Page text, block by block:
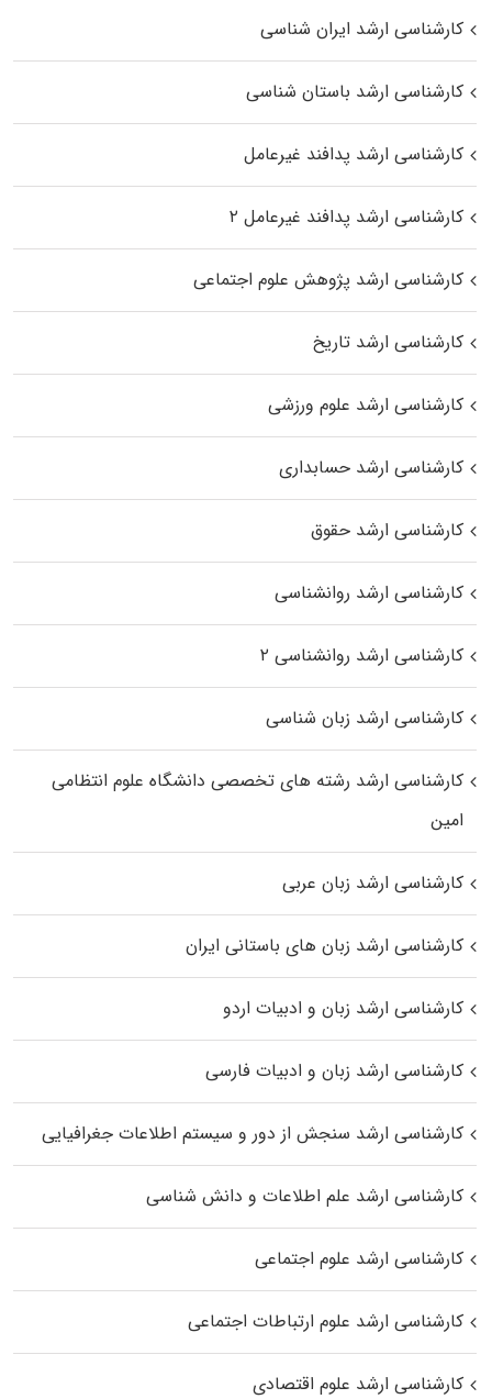
کارشناسی ارشد ایران شناسی
کارشناسی ارشد باستان شناسی
کارشناسی ارشد پدافند غیرعامل
کارشناسی ارشد پدافند غیرعامل ۲
کارشناسی ارشد پژوهش علوم اجتماعی
کارشناسی ارشد تاریخ
کارشناسی ارشد علوم ورزشی
کارشناسی ارشد حسابداری
کارشناسی ارشد حقوق
کارشناسی ارشد روانشناسی
کارشناسی ارشد روانشناسی ۲
کارشناسی ارشد زبان شناسی
کارشناسی ارشد رﺷﺘﻪ ﻫﺎی تخصصی داﻧﺸﮕﺎه ﻋﻠﻮم انتظامی
اﻣﻴﻦ
کارشناسی ارشد زبان عربی
کارشناسی ارشد زبان‌ های باستانی ایران
کارشناسی ارشد زبان و ادبیات اردو
کارشناسی ارشد زبان و ادبیات فارسی
کارشناسی ارشد سنجش از دور و سیستم اطلاعات جغرافیایی
کارشناسی ارشد علم اطلاعات و دانش شناسی
کارشناسی ارشد علوم اجتماعی
کارشناسی ارشد علوم ارتباطات اجتماعی
کارشناسی ارشد علوم اقتصادی